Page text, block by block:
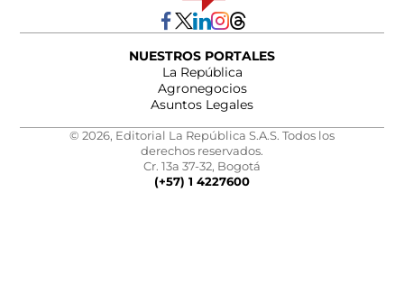
NUESTROS PORTALES
La República
Agronegocios
Asuntos Legales
© 2026, Editorial La República S.A.S. Todos los
derechos reservados.
Cr. 13a 37-32, Bogotá
(+57) 1 4227600